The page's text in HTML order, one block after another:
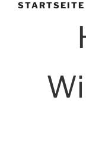
STARTSEITE